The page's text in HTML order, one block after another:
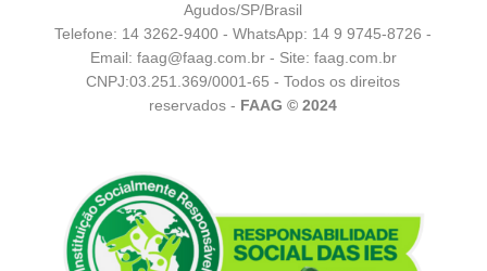
Agudos/SP/Brasil
Telefone: 14 3262-9400 - WhatsApp: 14 9 9745-8726-
Email: faag@faag.com.br- Site: faag.com.br
CNPJ:03.251.369/0001-65 - Todos os direitos
reservados - FAAG © 2024